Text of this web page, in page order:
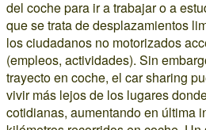
del coche para ir a trabajar o a
que se trata de desplazamientos
los ciudadanos no motorizados
(empleos, actividades). Sin
trayecto en coche, el car sharing
vivir más lejos de los lugares
cotidianas, aumentando en última